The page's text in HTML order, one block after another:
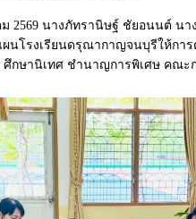
2569 นางภัทรานิษฐ์ ชัยอนนต์ น
นโรงเรียนดรุณากาญจนบุรีให้กา
กษานิเทศ ชำนาญการพิเศษ คณ